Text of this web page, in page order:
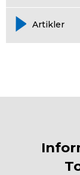
Artikler